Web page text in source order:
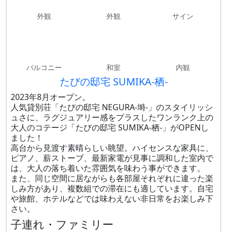
外観 外観 サイン
バルコニー 和室 内観
たびの邸宅 SUMIKA-栖-
2023年8月オープン。
人気貸別荘「たびの邸宅 NEGURA-塒-」のスタイリッシ
ュさに、ラグジュアリー感をプラスしたワンランク上の
大人のコテージ「たびの邸宅 SUMIKA-栖-」がOPENし
ました！
高台から見渡す素晴らしい眺望。ハイセンスな家具に、
ピアノ、薪ストーブ、最新家電が見事に調和した室内で
は、大人の落ち着いた雰囲気を味わう事ができます。
また、同じ空間に居ながらも各部屋それぞれに違った楽
しみ方があり、複数組での滞在にも適しています。自宅
や旅館、ホテルなどでは味わえない非日常をお楽しみ下
さい。
子連れ・ファミリー